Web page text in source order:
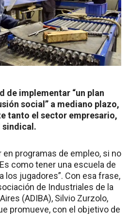
de implementar “un plan
social” a mediano plazo,
tanto el sector empresario,
sindical.
en programas de empleo, si no
como tener una escuela de
los jugadores”. Con esa frase,
de Industriales de la
(ADIBA), Silvio Zurzolo,
promueve, con el objetivo de